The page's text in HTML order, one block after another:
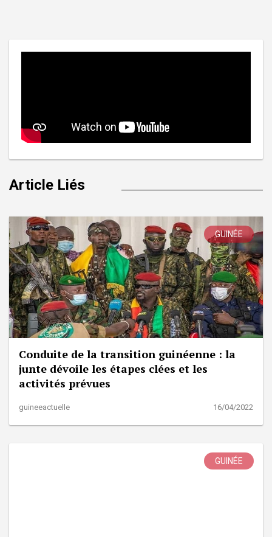
Article Liés
GUINÉE
Conduite de la transition guinéenne : la
junte dévoile les étapes clées et les
activités prévues
guineeactuelle 16/04/2022
GUINÉE